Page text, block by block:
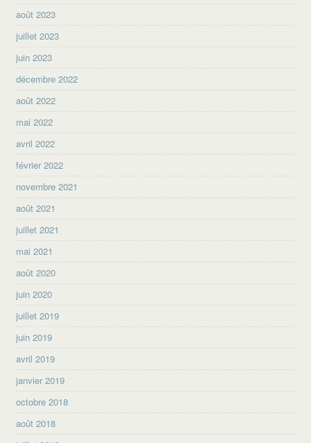
août 2023
juillet 2023
juin 2023
décembre 2022
août 2022
mai 2022
avril 2022
février 2022
novembre 2021
août 2021
juillet 2021
mai 2021
août 2020
juin 2020
juillet 2019
juin 2019
avril 2019
janvier 2019
octobre 2018
août 2018